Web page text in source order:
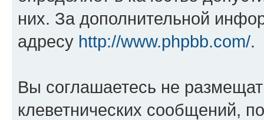
них. За дополнительной
адресу http://www.phpbb.com/.
Вы соглашаетесь не
клеветнических сообщений,